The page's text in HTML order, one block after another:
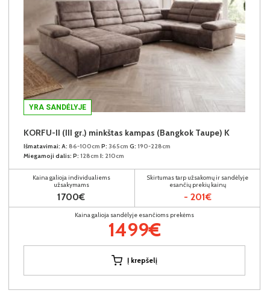
YRA SANDĖLYJE
KORFU-II (III gr.) minkštas kampas (Bangkok Taupe) K
Išmatavimai: A: 86-100cm P: 365cm G: 190-228cm
Miegamoji dalis: P: 128cm I: 210cm
Kaina galioja individualiems
užsakymams
1700€
Skirtumas tarp užsakomų ir sandėlyje
esančių prekių kainų
- 201€
Kaina galioja sandėlyje esančioms prekėms
1499€
Į krepšelį